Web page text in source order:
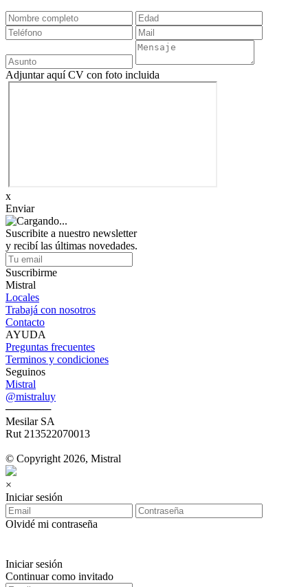
Adjuntar aquí CV con foto incluida
x
Enviar
Suscribite a nuestro newsletter
y recibí las últimas novedades.
Suscribirme
Mistral
Locales
Trabajá con nosotros
Contacto
AYUDA
Preguntas frecuentes
Terminos y condiciones
Seguinos
Mistral
@mistraluy
──────
Mesilar SA
Rut 213522070013
© Copyright 2026, Mistral
×
Iniciar sesión
Olvidé mi contraseña
Iniciar sesión
Continuar como invitado